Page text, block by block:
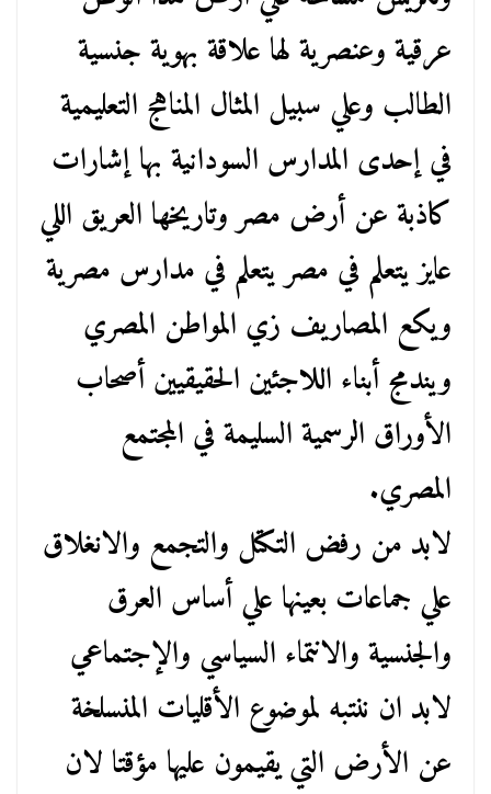
عرقية وعنصرية لها علاقة بهوية جنسية
الطالب وعلي سبيل المثال المناهج التعليمية
في إحدى المدارس السودانية بها إشارات
كاذبة عن أرض مصر وتاريخها العريق اللي
عايز يتعلم في مصر يتعلم في مدارس مصرية
ويكع المصاريف زي المواطن المصري
ويندمج أبناء اللاجئين الحقيقيين أصحاب
الأوراق الرسمية السليمة في المجتمع
المصري.
‏لابد من رفض التكتل والتجمع والانغلاق
علي جماعات بعينها علي أساس العرق
والجنسية والانتماء السياسي والإجتماعي
لابد ان ننتبه لموضوع الأقليات المنسلخة
عن الأرض التي يقيمون عليها مؤقتا لان